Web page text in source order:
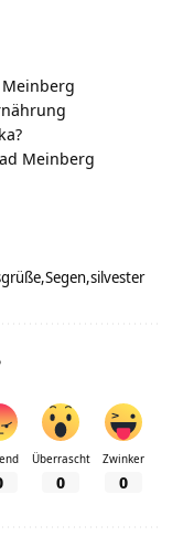
Meinberg
Segen silvester
Überrascht
0
Zwinker
0